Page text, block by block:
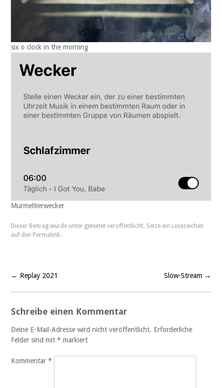
six o clock in the morning
Murmeltierwecker
Dieser Beitrag wurde unter getextet veröffentlicht. Setze ein Lesezeichen
auf den Permalink.
Beitragsnavigation
← Replay 2021 Slow-Stream →
Schreibe einen Kommentar
Deine E-Mail-Adresse wird nicht veröffentlicht. Erforderliche
Felder sind mit* markiert
Kommentar*